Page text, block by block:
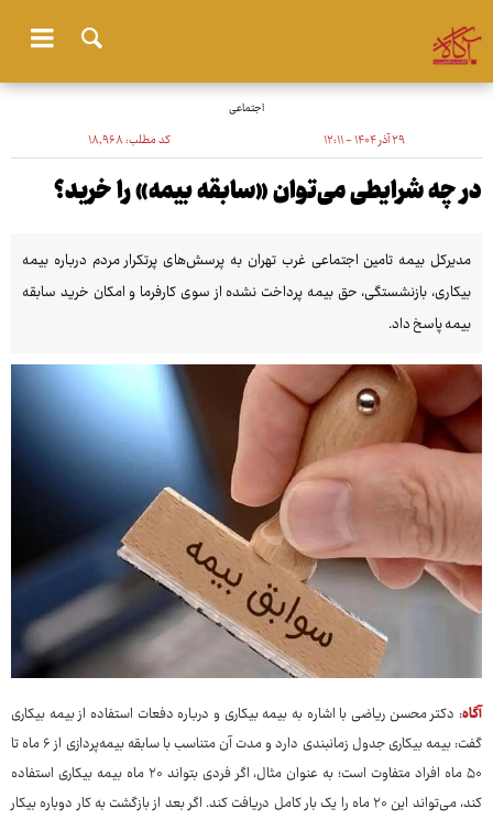
اجتماعی
۲۹ آذر ۱۴۰۴ - ۱۲:۱۱ کد مطلب:۱۸٬۹۶۸
در چه شرایطی می‌توان «سابقه بیمه» را خرید؟
مدیرکل بیمه تامین اجتماعی غرب تهران به پرسش‌های پرتکرار مردم درباره بیمه
بیکاری، بازنشستگی، حق بیمه پرداخت نشده از سوی کارفرما و امکان خرید سابقه
بیمه پاسخ داد.
آگاه: دکتر محسن ریاضی با اشاره به بیمه بیکاری و درباره دفعات استفاده از بیمه بیکاری
گفت: بیمه بیکاری جدول زمانبندی دارد و مدت آن متناسب با سابقه بیمه‌پردازی از ۶ ماه تا
۵۰ ماه افراد متفاوت است؛ به عنوان مثال، اگر فردی بتواند ۲۰ ماه بیمه بیکاری استفاده
کند، می‌تواند این ۲۰ ماه را یک بار کامل دریافت کند. اگر بعد از بازگشت به کار دوباره بیکار